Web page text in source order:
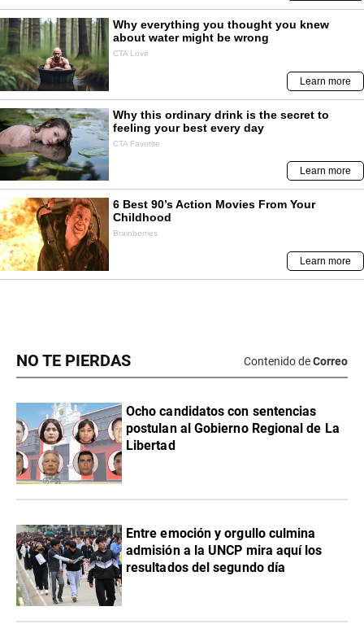
NO TE PIERDAS Contenido deCorreo
Ocho candidatos con sentencias
postulan al Gobierno Regional de La
Libertad
Entre emoción y orgullo culmina
admisión a la UNCP mira aquí los
resultados del segundo día